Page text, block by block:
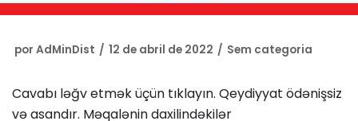
por AdMinDist 12 de abril de 2022 Sem categoria
Cavabı ləğv etmək üçün tıklayın. Qeydiyyat ödənişsiz
və asandır. Məqalənin daxilindəkilər